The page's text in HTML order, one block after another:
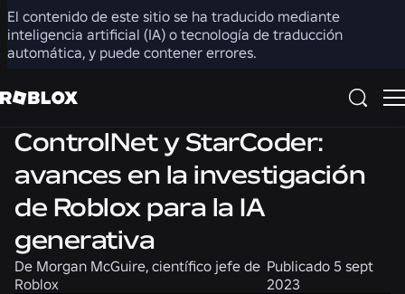
El contenido de este sitio se ha traducido mediante
inteligencia artificial (IA) o tecnología de traducción
automática, y puede contener errores.
Compartir
ControlNet y StarCoder:
avances en la investigación
de Roblox para la IA
generativa
De Morgan McGuire, científico jefe de
Roblox
Publicado 5 sept
2023